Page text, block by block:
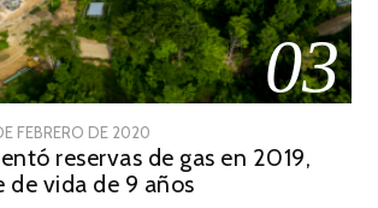
03
FEBRERO DE 2020
DE
JULIO
reservas de gas en 2019,
de vida de 9 años